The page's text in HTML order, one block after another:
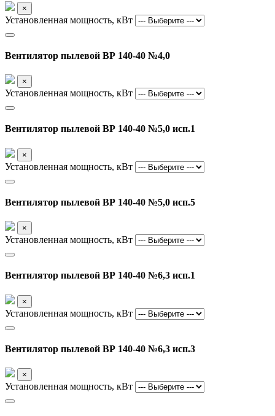
×
Установленная мощность, кВт
Вентилятор пылевой ВР 140-40 №4,0
×
Установленная мощность, кВт
Вентилятор пылевой ВР 140-40 №5,0 исп.1
×
Установленная мощность, кВт
Вентилятор пылевой ВР 140-40 №5,0 исп.5
×
Установленная мощность, кВт
Вентилятор пылевой ВР 140-40 №6,3 исп.1
×
Установленная мощность, кВт
Вентилятор пылевой ВР 140-40 №6,3 исп.3
×
Установленная мощность, кВт